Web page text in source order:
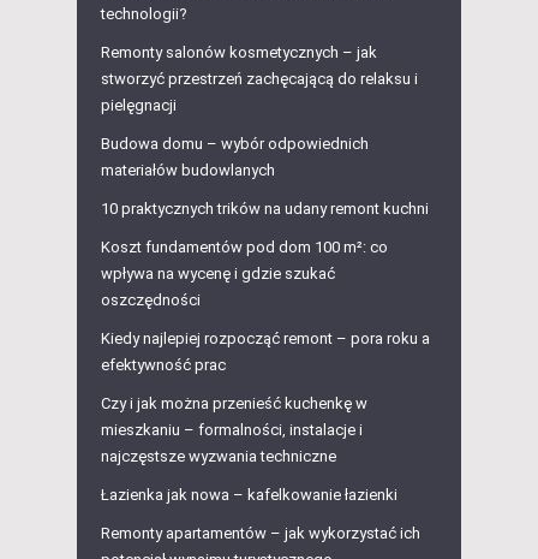
technologii?
Remonty salonów kosmetycznych – jak
stworzyć przestrzeń zachęcającą do relaksu i
pielęgnacji
Budowa domu – wybór odpowiednich
materiałów budowlanych
10 praktycznych trików na udany remont kuchni
Koszt fundamentów pod dom 100 m²: co
wpływa na wycenę i gdzie szukać
oszczędności
Kiedy najlepiej rozpocząć remont – pora roku a
efektywność prac
Czy i jak można przenieść kuchenkę w
mieszkaniu – formalności, instalacje i
najczęstsze wyzwania techniczne
Łazienka jak nowa – kafelkowanie łazienki
Remonty apartamentów – jak wykorzystać ich